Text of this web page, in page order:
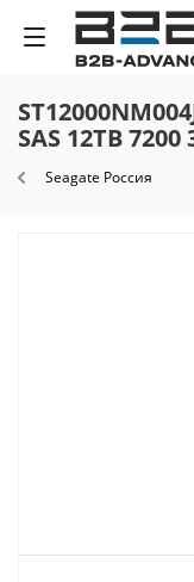
SAS 12TB 7200
Seagate Россия